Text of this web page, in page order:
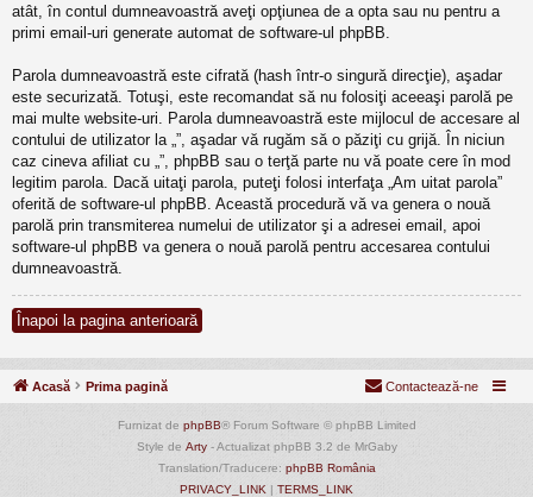
atât, în contul dumneavoastră aveţi opţiunea de a opta sau nu pentru a
primi email-uri generate automat de software-ul phpBB.
Parola dumneavoastră este cifrată (hash într-o singură direcţie), aşadar
este securizată. Totuşi, este recomandat să nu folosiţi aceeaşi parolă pe
mai multe website-uri. Parola dumneavoastră este mijlocul de accesare al
contului de utilizator la „”, aşadar vă rugăm să o păziţi cu grijă. În niciun
caz cineva afiliat cu „”, phpBB sau o terţă parte nu vă poate cere în mod
legitim parola. Dacă uitaţi parola, puteţi folosi interfaţa „Am uitat parola”
oferită de software-ul phpBB. Această procedură vă va genera o nouă
parolă prin transmiterea numelui de utilizator şi a adresei email, apoi
software-ul phpBB va genera o nouă parolă pentru accesarea contului
dumneavoastră.
Înapoi la pagina anterioară
Acasă Prima pagină Contactează-ne
Furnizat de phpBB® Forum Software © phpBB Limited
Style de Arty- Actualizat phpBB 3.2 de MrGaby
Translation/Traducere: phpBB România
PRIVACY_LINK | TERMS_LINK